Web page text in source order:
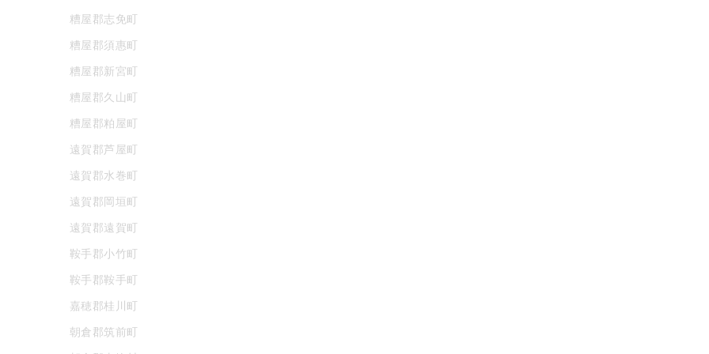
糟屋郡志免町
糟屋郡須惠町
糟屋郡新宮町
糟屋郡久山町
糟屋郡粕屋町
遠賀郡芦屋町
遠賀郡水巻町
遠賀郡岡垣町
遠賀郡遠賀町
鞍手郡小竹町
鞍手郡鞍手町
嘉穂郡桂川町
朝倉郡筑前町